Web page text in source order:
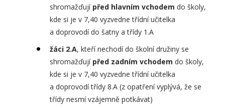
shromažďují před hlavním vchodem do školy,
kde si je v 7,40 vyzvedne třídní učitelka
a doprovodí do šatny a třídy 1.A
žáci 2.A, kteří nechodí do školní družiny se
shromažďují před zadním vchodem do školy,
kde si je v 7,40 vyzvedne třídní učitelka
a doprovodí třídy 8.A (z opatření vyplývá, že se
třídy nesmí vzájemně potkávat)